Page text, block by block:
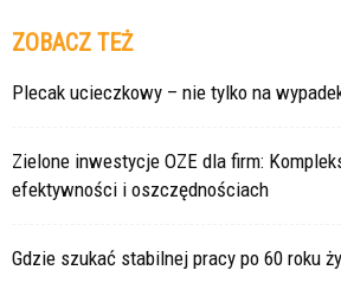
ZOBACZ TEŻ
Plecak ucieczkowy – nie tylko na
Zielone inwestycje OZE dla firm:
efektywności i oszczędnościach
Gdzie szukać stabilnej pracy po 60 roku